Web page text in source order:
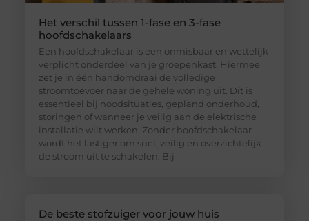
Het verschil tussen 1-fase en 3-fase
hoofdschakelaars
Een hoofdschakelaar is een onmisbaar en wettelijk
verplicht onderdeel van je groepenkast. Hiermee
zet je in één handomdraai de volledige
stroomtoevoer naar de gehele woning uit. Dit is
essentieel bij noodsituaties, gepland onderhoud,
storingen of wanneer je veilig aan de elektrische
installatie wilt werken. Zonder hoofdschakelaar
wordt het lastiger om snel, veilig en overzichtelijk
de stroom uit te schakelen. Bij
De beste stofzuiger voor jouw huis